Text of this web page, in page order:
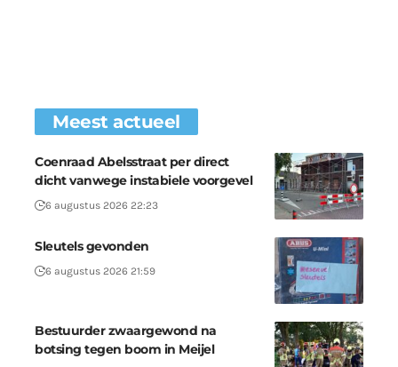
Meest actueel
Coenraad Abelsstraat per direct
dicht vanwege instabiele voorgevel
6 augustus 2026 22:23
Sleutels gevonden
6 augustus 2026 21:59
Bestuurder zwaargewond na
botsing tegen boom in Meijel